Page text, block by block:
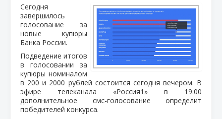
Сегодня
завершилось
голосование за
новые купюры
Банка России.
Подведение итогов
в голосовании за
купюры номиналом
в 200 и 2000 рублей состоится сегодня вечером. В
эфире телеканала «Россия1» в 19.00
дополнительное смс-голосование определит
победителей конкурса.